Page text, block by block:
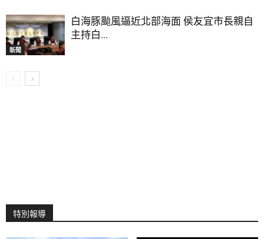
新聞
白海豚颱風逼近北部海面 侯友宜市長親自
主持白...
特別報導